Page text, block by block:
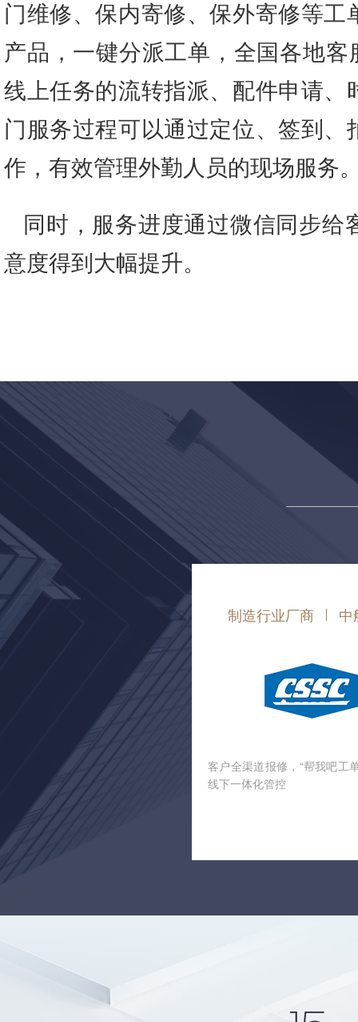
门维修、保内寄修、保外寄修等
产品，一键分派工单，全国各地
线上任务的流转指派、配件申请
门服务过程可以通过定位、签到
作，有效管理外勤人员的现场服务
同时，服务进度通过微信同步给
意度得到大幅提升。
制造行业厂商 中
客户全渠道报修，“帮我吧工
线下一体化管控